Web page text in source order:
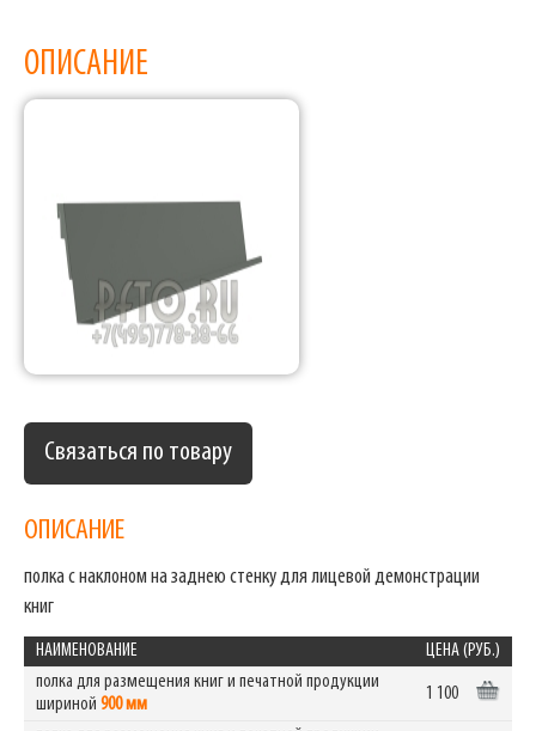
Фабрика торгового оборудования
ОПИСАНИЕ
Связаться по товару
ОПИСАНИЕ
полка с наклоном на заднею стенку для лицевой демонстрации
книг
НАИМЕНОВАНИЕ
ЦЕНА (РУБ.)
полка для размещения книг и печатной продукции
шириной 900 мм
1 100